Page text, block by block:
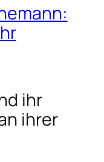
ihr
ihrer